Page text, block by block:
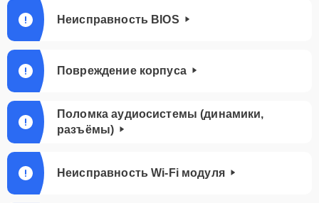
Неисправность BIOS
Повреждение корпуса
Поломка аудиосистемы (динамики,
разъёмы)
Неисправность Wi-Fi модуля